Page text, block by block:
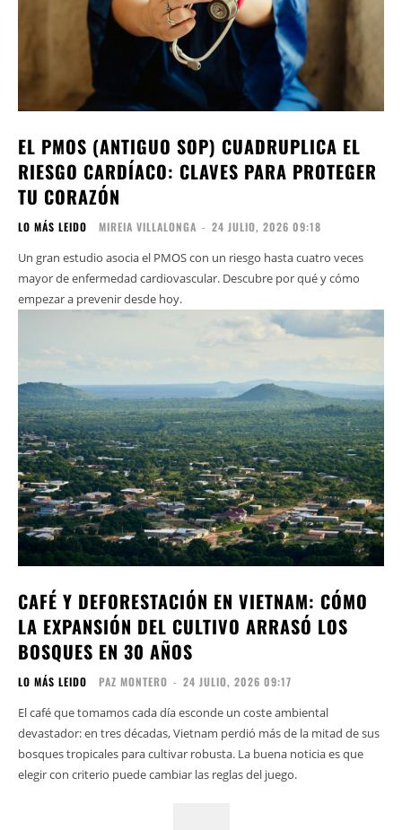
EL PMOS (ANTIGUO SOP) CUADRUPLICA EL
RIESGO CARDÍACO: CLAVES PARA PROTEGER
TU CORAZÓN
LO MÁS LEIDO MIREIA VILLALONGA - 24 JULIO, 2026 09:18
Un gran estudio asocia el PMOS con un riesgo hasta cuatro veces
mayor de enfermedad cardiovascular. Descubre por qué y cómo
empezar a prevenir desde hoy.
CAFÉ Y DEFORESTACIÓN EN VIETNAM: CÓMO
LA EXPANSIÓN DEL CULTIVO ARRASÓ LOS
BOSQUES EN 30 AÑOS
LO MÁS LEIDO PAZ MONTERO - 24 JULIO, 2026 09:17
El café que tomamos cada día esconde un coste ambiental
devastador: en tres décadas, Vietnam perdió más de la mitad de sus
bosques tropicales para cultivar robusta. La buena noticia es que
elegir con criterio puede cambiar las reglas del juego.